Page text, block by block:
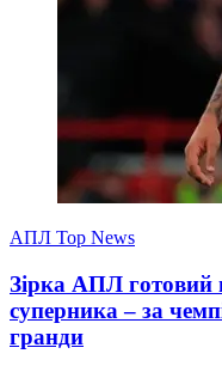
АПЛ Top News
Зірка АПЛ готовий
суперника – за
гранди